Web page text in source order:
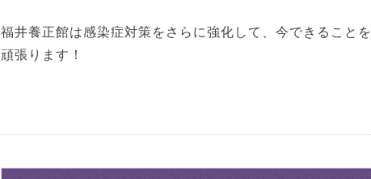
福井養正館は感染症対策をさらに強化して、今できることを
頑張ります！